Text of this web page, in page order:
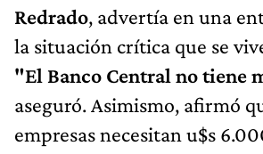
Redrado, advertía en una
la situación crítica que se
"El Banco Central no tiene
aseguró. Asimismo, afirmó
empresas necesitan u$s